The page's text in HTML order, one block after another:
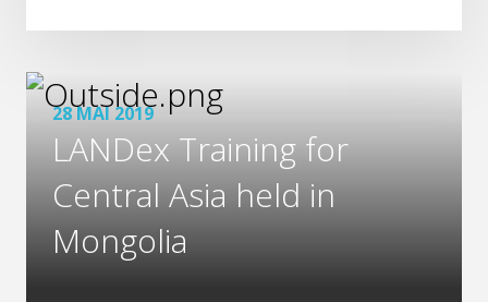
28 MAI 2019
LANDex Training for
Central Asia held in
Mongolia